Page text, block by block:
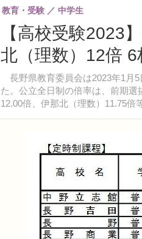
【高校受験2023
北（理数）12倍
長野県教育委員会は2023年1月5
た。公立全日制の倍率は、前期選
12.00倍、伊那北（理数）11.75倍
教育・受験 中学生